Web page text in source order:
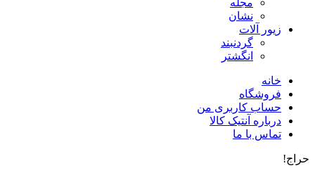
مجله
نشان
زیور آلات
گردنبند
انگشتر
خانه
فروشگاه
حساب کاربری من
درباره آنتیک کالا
تماس با ما
حراج!